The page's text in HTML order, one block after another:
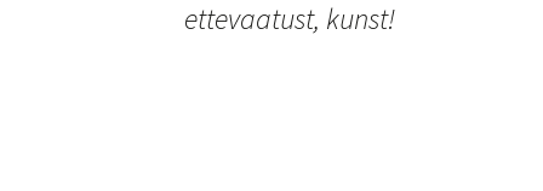
ettevaatust, kunst!